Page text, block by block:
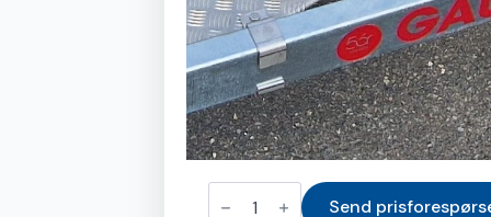
Gangbru
L1018 Send